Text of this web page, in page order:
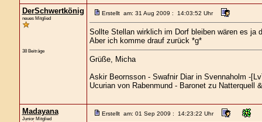
DerSchwertkönig
neues Mitglied
38 Beiträge
Erstellt am: 31 Aug 2009 : 14:03:52 Uhr
Sollte Stellan wirklich im Dorf bleiben wären es ja
Aber ich komme drauf zurück *g*
Grüße, Micha
Askir Beornsson - Swafnir Diar in Svennaholm -
Ucurian von Rabenmund - Baronet zu Natterquell
Madayana
Junior Mitglied
Erstellt am: 01 Sep 2009 : 14:23:22 Uhr